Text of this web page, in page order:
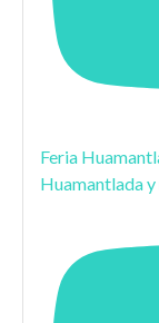
Feria
Huamantlada y